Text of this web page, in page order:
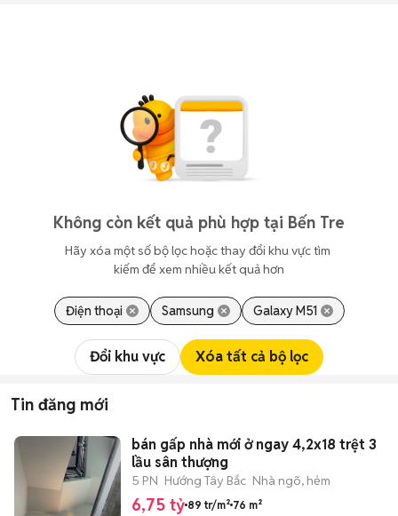
Không còn kết quả phù hợp tại Bến Tre
Hãy xóa một số bộ lọc hoặc thay đổi khu vực tìm
kiếm để xem nhiều kết quả hơn
Điện thoại Samsung Galaxy M51
Đổi khu vực Xóa tất cả bộ lọc
Tin đăng mới
bán gấp nhà mới ở ngay 4,2x18 trệt 3
lầu sân thượng
5 PN Hướng Tây Bắc Nhà ngõ, hẻm
6,75 tỷ 89 tr/m² 76 m²